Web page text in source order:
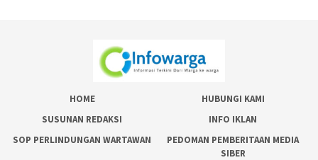
HOME
HUBUNGI KAMI
SUSUNAN REDAKSI
INFO IKLAN
SOP PERLINDUNGAN WARTAWAN
PEDOMAN PEMBERITAAN MEDIA
SIBER